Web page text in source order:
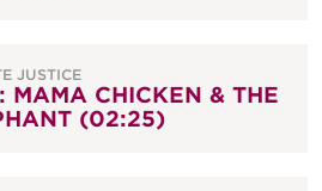
JUSTICE
MAMA CHICKEN & THE
(02:25)